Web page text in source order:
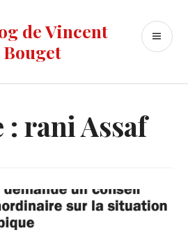
de Vincent
Bouget
:rani Assaf